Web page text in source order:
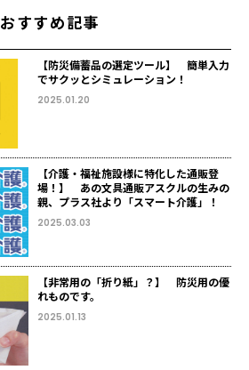
おすすめ記事
【防災備蓄品の選定ツール】 簡単入力
でサクッとシミュレーション！
2025.01.20
【介護・福祉施設様に特化した通販登
場！】 あの文具通販アスクルの生みの
親、プラス社より「スマート介護」！
2025.03.03
【非常用の「折り紙」？】 防災用の優
れものです。
2025.01.13